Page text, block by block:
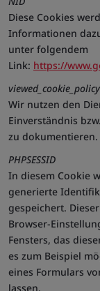
Diese Cookies
Informationen
unter folgendem
Link: https://
viewed_cookie_policy
Wir nutzen den
Einverständnis
zu dokumentieren.
PHPSESSID
In diesem Cookie
generierte
gespeichert.
Browser-
Fensters, das
es zum Beispiel
eines Formulars
lassen.
__Secure-
1PSID
__Secure-
1PSIDCC
__Secure-
1PSIDTS
3PAPISID
__Secure-
3PSID